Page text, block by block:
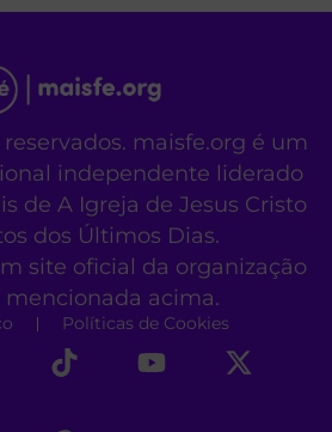
maisfe.org é um
independente liderado
de A Igreja de Jesus Cristo
dos Últimos Dias.
site oficial da organização
mencionada acima.
Políticas de Cookies